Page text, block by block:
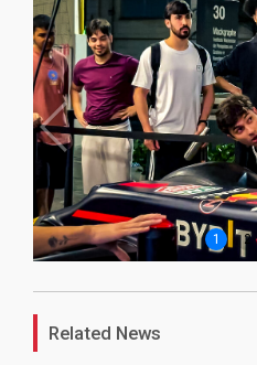
1 2
Related News